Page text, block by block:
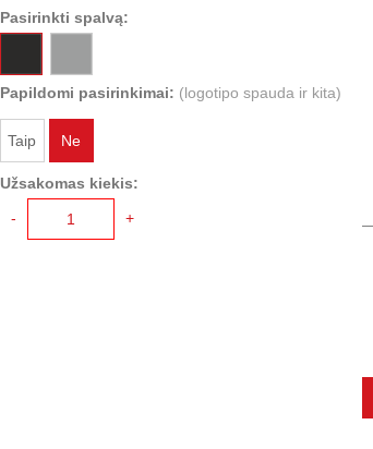
Pasirinkti spalvą:
Papildomi pasirinkimai: (logotipo spauda ir kita)
Taip Ne
Užsakomas kiekis:
-
+